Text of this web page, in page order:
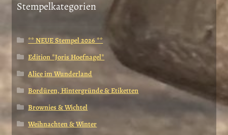
Stempelkategorien
** NEUE Stempel 2026 **
Edition *Joris Hoefnagel*
Alice im Wunderland
Bordüren, Hintergründe & Etiketten
Brownies & Wichtel
Weihnachten & Winter